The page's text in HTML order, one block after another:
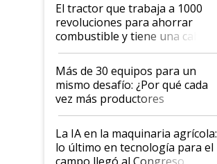
El tractor que trabaja a 1000
revoluciones para ahorrar
combustible y tiene una cabina
que parece una computadora:
lo último en el mundo,
disponible en Argentina
Más de 30 equipos para un
mismo desafío: ¿Por qué cada
vez más productores
incorporan fertilizante bajo
tierra?
La IA en la maquinaria agrícola:
lo último en tecnología para el